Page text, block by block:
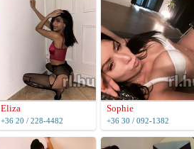
Eliza
+36 20 / 228-4482
Sophie
+36 30 / 092-1382